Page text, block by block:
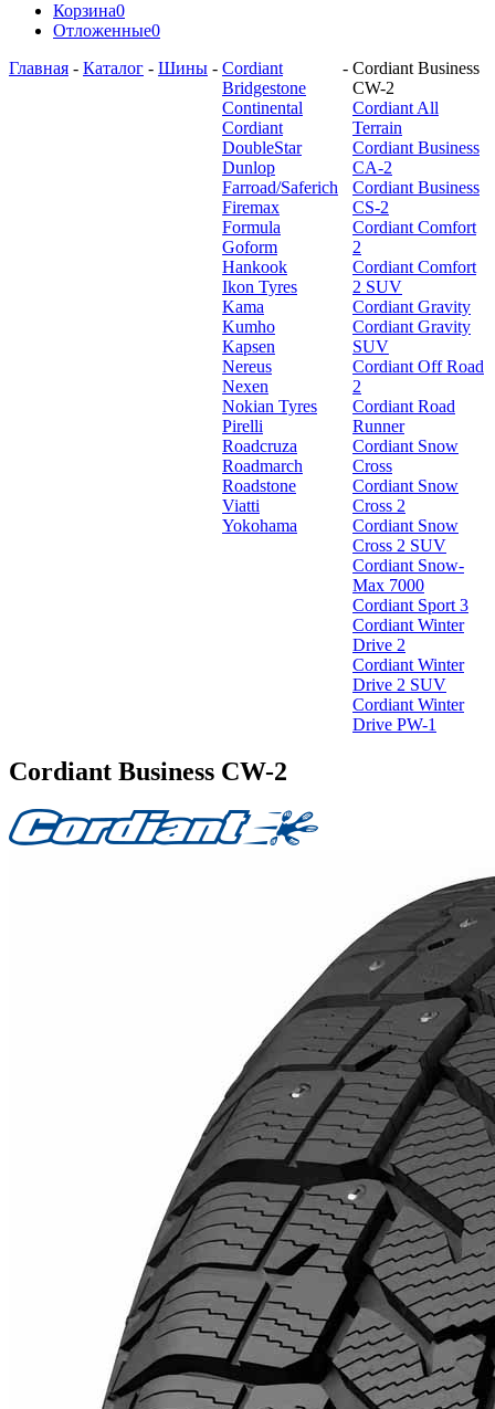
Корзина0
Отложенные0
Главная - Каталог - Шины - Cordiant
Bridgestone
Continental
Cordiant
DoubleStar
Dunlop
Farroad/Saferich
Firemax
Formula
Goform
Hankook
Ikon Tyres
Kama
Kumho
Kapsen
Nereus
Nexen
Nokian Tyres
Pirelli
Roadcruza
Roadmarch
Roadstone
Viatti
Yokohama
- Cordiant Business
CW-2
Cordiant All
Terrain
Cordiant Business
CA-2
Cordiant Business
CS-2
Cordiant Comfort
2
Cordiant Comfort
2 SUV
Cordiant Gravity
Cordiant Gravity
SUV
Cordiant Off Road
2
Cordiant Road
Runner
Cordiant Snow
Cross
Cordiant Snow
Cross 2
Cordiant Snow
Cross 2 SUV
Cordiant Snow-
Max 7000
Cordiant Sport 3
Cordiant Winter
Drive 2
Cordiant Winter
Drive 2 SUV
Cordiant Winter
Drive PW-1
Cordiant Business CW-2